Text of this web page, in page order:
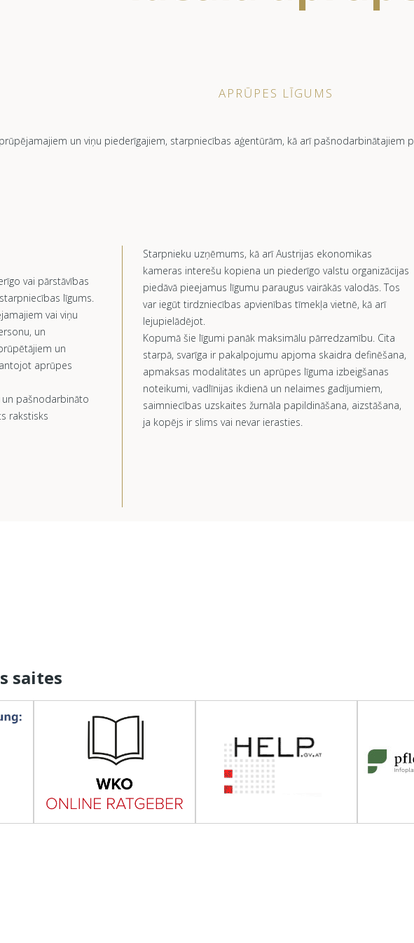
APRŪPES LĪGUMS
un viņu piederīgajiem, starpniecības aģentūrām, kā arī
vai pārstāvības
līgums.
vai viņu
un
un
aprūpes
pašnodarbināto
rakstisks
Starpnieku uzņēmums, kā arī Austrijas ekonomikas
kameras interešu kopiena un piederīgo valstu organizācijas
piedāvā pieejamus līgumu paraugus vairākās valodās. Tos
var iegūt tirdzniecības apvienības tīmekļa vietnē, kā arī
lejupielādējot.
Kopumā šie līgumi panāk maksimālu pārredzamību. Cita
starpā, svarīga ir pakalpojumu apjoma skaidra definēšana,
apmaksas modalitātes un aprūpes līguma izbeigšanas
noteikumi, vadlīnijas ikdienā un nelaimes gadījumiem,
saimniecības uzskaites žurnāla papildināšana, aizstāšana,
ja kopējs ir slims vai nevar ierasties.
saites